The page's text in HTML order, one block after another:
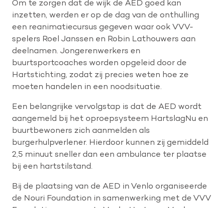
Om te zorgen dat de wijk de AED goed kan
inzetten, werden er op de dag van de onthulling
een reanimatiecursus gegeven waar ook VVV-
spelers Roel Janssen en Robin Lathouwers aan
deelnamen. Jongerenwerkers en
buurtsportcoaches worden opgeleid door de
Hartstichting, zodat zij precies weten hoe ze
moeten handelen in een noodsituatie.
Een belangrijke vervolgstap is dat de AED wordt
aangemeld bij het oproepsysteem HartslagNu en
buurtbewoners zich aanmelden als
burgerhulpverlener. Hierdoor kunnen zij gemiddeld
2,5 minuut sneller dan een ambulance ter plaatse
bij een hartstilstand.
Bij de plaatsing van de AED in Venlo organiseerde
de Nouri Foundation in samenwerking met de VVV